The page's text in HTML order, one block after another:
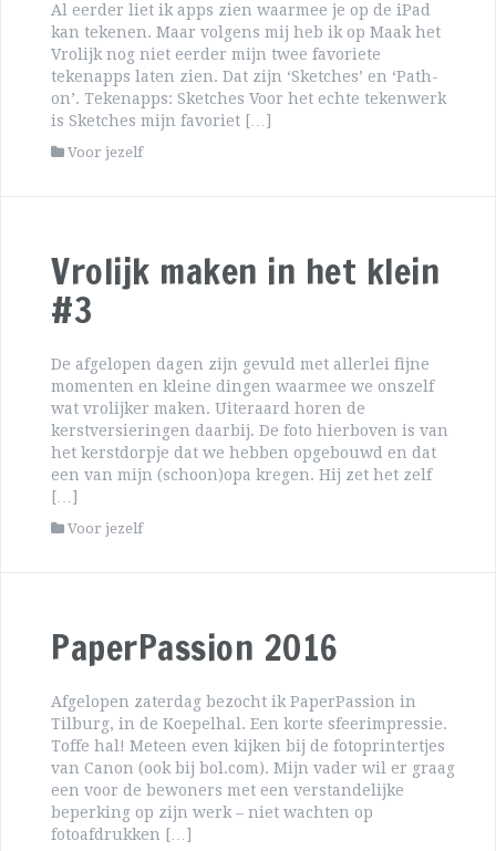
Al eerder liet ik apps zien waarmee je op de iPad
kan tekenen. Maar volgens mij heb ik op Maak het
Vrolijk nog niet eerder mijn twee favoriete
tekenapps laten zien. Dat zijn ‘Sketches’ en ‘Path-
on’. Tekenapps: Sketches Voor het echte tekenwerk
is Sketches mijn favoriet […]
Voor jezelf
Vrolijk maken in het klein
#3
De afgelopen dagen zijn gevuld met allerlei fijne
momenten en kleine dingen waarmee we onszelf
wat vrolijker maken. Uiteraard horen de
kerstversieringen daarbij. De foto hierboven is van
het kerstdorpje dat we hebben opgebouwd en dat
een van mijn (schoon)opa kregen. Hij zet het zelf
[…]
Voor jezelf
PaperPassion 2016
Afgelopen zaterdag bezocht ik PaperPassion in
Tilburg, in de Koepelhal. Een korte sfeerimpressie.
Toffe hal! Meteen even kijken bij de fotoprintertjes
van Canon (ook bij bol.com). Mijn vader wil er graag
een voor de bewoners met een verstandelijke
beperking op zijn werk – niet wachten op
fotoafdrukken […]